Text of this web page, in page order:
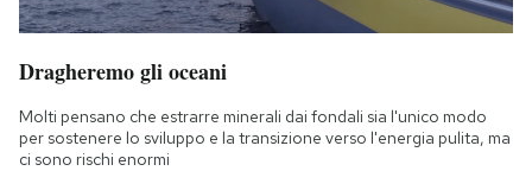
Dragheremo gli oceani
Molti pensano che estrarre minerali dai fondali sia l'unico modo
per sostenere lo sviluppo e la transizione verso l'energia pulita, ma
ci sono rischi enormi